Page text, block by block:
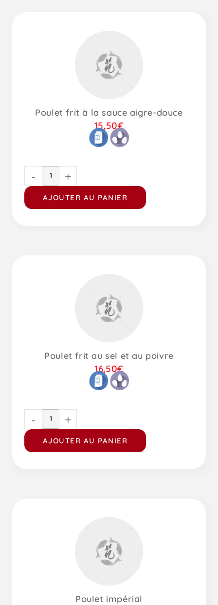
Poulet frit à la sauce aigre-douce
15,50€
- +
AJOUTER AU PANIER
Poulet frit au sel et au poivre
16,50€
- +
AJOUTER AU PANIER
Poulet impérial